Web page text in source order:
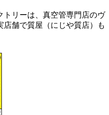
トリーは、真空管専門店のヴ
店舗で質屋（にじや質店）も